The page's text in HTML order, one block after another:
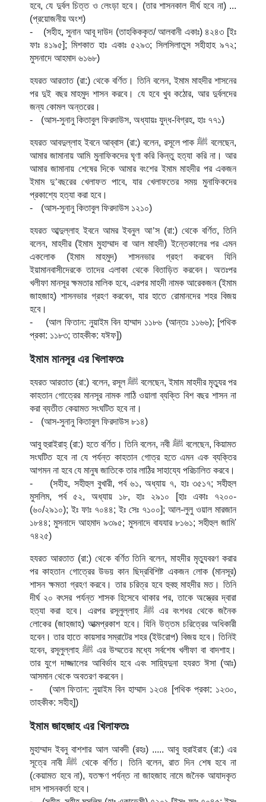
হবে, যে দুর্বল চিত্ত ও লেংড়া হবে। (তার শাসনকাল দীর্ঘ হবে না) ...
(প্রয়োজনীয় অংশ)
-
(সহীহ, সুনান আবূ দাউদ (তাহকিককৃত/ আলবানী একাঃ) ৪২৪৩ [ইঃ
ফাঃ ৪১৯৫]; মিশকাত হাঃ একাঃ ৫২৯৩; সিলসিলাতুস সহীহাহ ৯৭২;
মুসনাদে আহমাদ ৬১৬৮)
হযরত আরতাত (রা:) থেকে বর্ণিত। তিনি বলেন, ইমাম মাহদীর শাসনের
পর দুই বছর মাহমুদ শাসন করবে। যে হবে খুব কঠোর, আর দুর্বলদের
জন্য কোমল অন্তরের।
-
(আস-সুনানু কিতাবুল ফিরদাউস, অধ্যায়ঃ যুদ্ধ-বিগ্রহ, হাঃ ৭৭১)
হযরত আবদুল্লাহ ইবনে আব্বাস (রা:) বলেন, রসূলে পাকﷺ বলেছেন,
আমার জামানায় আমি মুনাফিকদের ঘৃণা করি কিন্তু হত্যা করি না। আর
আমার জামানায় শেষের দিকে আমার বংশের ইমাম মাহদীর পর একজন
ইমাম দু’বছরের খেলাফত পাবে, যার খেলাফতের সময় মুনাফিকদের
প্রকাশ্যে হত্যা করা হবে।
-
(আস-সুনানু কিতাবুল ফিরদাউস ১২১০)
হযরত আব্দুল্লাহ ইবনে আমর ইবনুল আ’স (রা:) থেকে বর্ণিত, তিনি
বলেন, মাহদীর (ইমাম মুহাম্মাদ বা আল মাহদী) ইন্তেকালের পর এমন
একলোক (ইমাম মাহমুদ) শাসনভার গ্রহণ করবেন যিনি
ইয়ামানবাসীদেরকে তাদের এলাকা থেকে বিতাড়িত করবেন। অতঃপর
খলীফা মানসূর ক্ষমতার মালিক হবে, এরপর মাহদী নামক আরেকজন (ইমাম
জাহজাহ) শাসনভার গ্রহণ করবেন, যার হাতে রোমানদের শহর বিজয়
হবে।
-
(আল ফিতান: নুয়াইম বিন হাম্মাদ ১১৮৬ (আন্তঃ ১১৬৬); [পথিক
প্রকা: ১১৮৩; তাহকীক: যঈফ])
ইমাম মানসূর এর খিলাফতঃ
হযরত আরতাত (রা:) বলেন, রসূল ﷺ বলেছেন, ইমাম মাহদীর মৃত্যুর পর
কাহতান গোত্রের মানসূর নামক লাঠি ওয়ালা ব্যক্তি বিশ বছর শাসন না
করা ব্যতীত কেয়ামত সংঘটিত হবে না।
-
(আস-সুনানু কিতাবুল ফিরদাউস ৮১৪)
আবু হুরাইরাহ্ (রা:) হতে বর্ণিত। তিনি বলেন, নবী ﷺ বলেছেন, কিয়ামত
সংঘটিত হবে না যে পর্যন্ত কাহতান গোত্র হতে এমন এক ব্যক্তির
আগমন না হবে যে মানুষ জাতিকে তার লাঠির সাহায্যে পরিচালিত করবে।
-
(সহীহ, সহীহুল বুখারী, পর্ব ৬১, অধ্যায় ৭, হাঃ ৩৫১৭; সহীহুল
মুসলিম, পর্ব ৫২, অধ্যায় ১৮, হাঃ ২৯১০ [হাঃ একাঃ ৭২০০-
(৬০/২৯১০); ইঃ ফাঃ ৭০৪৪; ইঃ সেঃ ৭১০০]; আল-লুলু ওয়াল মারজান
১৮৪৪; মুসনাদে আহমাদ ৯৩৯৫; মুসনাদে বাযযার ৮১৬১; সহীহুল জামি'
৭৪২৫)
হযরত আরতাত (রা:) থেকে বর্ণিত তিনি বলেন, মাহদীর মৃত্যুবরণ করার
পর কাহতান গোত্রের উভয় কান ছিদ্রবিশিষ্ট একজন লোক (মানসূর)
শাসন ক্ষমতা গ্রহণ করবে। তার চরিত্র হবে হুবহু মাহদীর মত। তিনি
দীর্ঘ ২০ বৎসর পর্যন্ত শাসক হিসেবে থাকার পর, তাকে অস্ত্রের দ্বারা
হত্যা করা হবে। এরপর রসূলুল্লাহ ﷺ এর বংশধর থেকে জনৈক
লোকের (জাহজাহ) আত্মপ্রকাশ হবে। যিনি উত্তম চরিত্রের অধিকারী
হবেন। তার হাতে কায়সার সম্রাটের শহর (ইউরোপ) বিজয় হবে। তিনিই
হবেন, রসূলুল্লাহ ﷺ এর উম্মতের মধ্যে সর্বশেষ খলীফা বা বাদশাহ।
তার যুগে দাজ্জালের আবির্ভাব হবে এবং সায়্যিদুনা হযরত ঈসা (আঃ)
আসমান থেকে অবতরণ করবেন।
-
(আল ফিতান: নুয়াইম বিন হাম্মাদ ১২৩৪ [পথিক প্রকা: ১২৩০,
তাহকীক: সহীহ])
ইমাম জাহজাহ এর খিলাফতঃ
মুহাম্মাদ ইবনু বাশশার আল আবদী (রহঃ) ..... আবু হুরাইরাহ (রা:) এর
সূত্রে নাবীﷺ থেকে বর্ণিত। তিনি বলেন, রাত দিন শেষ হবে না
(কেয়ামত হবে না), যতক্ষণ পর্যন্ত না জাহজাহ নামে জনৈক আযাদকৃত
দাস শাসনকর্তা হবে।